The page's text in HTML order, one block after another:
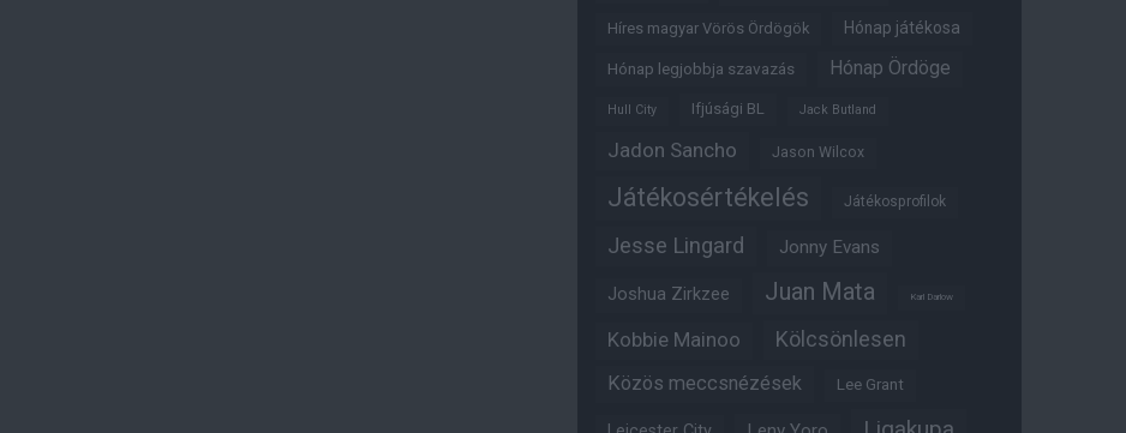
Híres magyar Vörös Ördögök Hónap játékosa
Hónap legjobbja szavazás Hónap Ördöge
Hull City Ifjúsági BL Jack Butland
Jadon Sancho Jason Wilcox
Játékosértékelés Játékosprofilok
Jesse Lingard Jonny Evans
Joshua Zirkzee Juan Mata Karl Darlow
Kobbie Mainoo Kölcsönlesen
Közös meccsnézések Lee Grant